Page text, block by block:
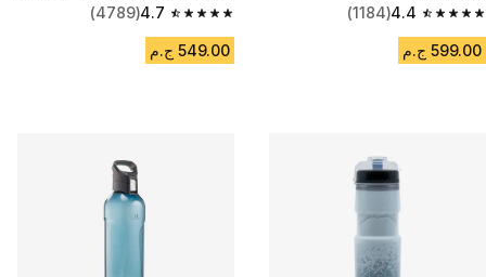
4.4
4.4 out of 5 stars from 1184 reviews
(1184)
599.00 ج.م
أزرق.
4.7
4.7 out of 5 stars from 4789 reviews
(4789)
549.00 ج.م